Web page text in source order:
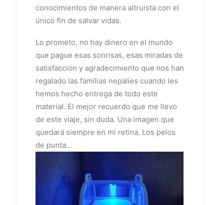
conocimientos de manera altruista con el
único fin de salvar vidas.
Lo prometo, no hay dinero en el mundo
que pague esas sonrisas, esas miradas de
satisfacción y agradecimiento que nos han
regalado las familias nepalíes cuando les
hemos hecho entrega de todo este
material. El mejor recuerdo que me llevo
de este viaje, sin duda. Una imagen que
quedará siempre en mi retina. Los pelos
de punta…